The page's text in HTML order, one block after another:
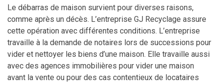
Le débarras de maison survient pour diverses raisons,
comme après un décès. L’entreprise GJ Recyclage assure
cette opération avec différentes conditions. L’entreprise
travaille à la demande de notaires lors de successions pour
vider et nettoyer les biens d’une maison. Elle travaille aussi
avec des agences immobilières pour vider une maison
avant la vente ou pour des cas contentieux de locataires